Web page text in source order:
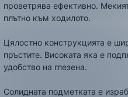
проветрява ефективно.
плътно към ходилото.
Цялостно конструкцията е
пръстите. Високата яка е
удобство на глезена.
Солидната подметката е